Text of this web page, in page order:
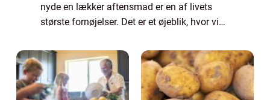
nyde en lækker aftensmad er en af livets
største fornøjelser. Det er et øjeblik, hvor vi
udenfor døren og fokusere på at n...